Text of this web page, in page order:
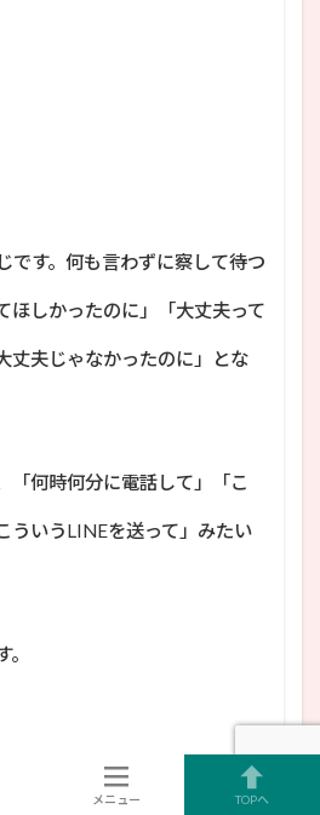
です。何も言わずに察して待つ
ほしかったのに」「大丈夫って
丈夫じゃなかったのに」とな
「何時何分に電話して」「こ
ういうLINEを送って」みたい
える。 メニュー TOPへ